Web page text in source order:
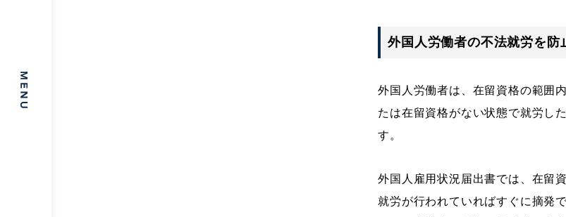
外国人労働者の不法就労を防
外国人労働者は、在留資格の範囲
たは在留資格がない状態で就労し
す。
外国人雇用状況届出書では、在留
就労が行われていればすぐに摘発で